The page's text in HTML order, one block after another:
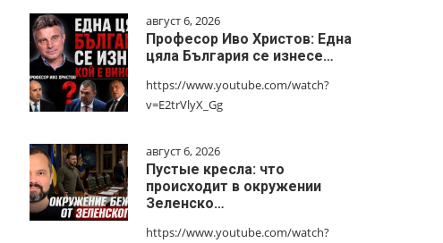
август 6, 2026
Професор Иво Христов: Една
цяла България се изнесе…
https://www.youtube.com/watch?
v=E2trVlyX_Gg
август 6, 2026
Пустые кресла: что
происходит в окружении
Зеленско…
https://www.youtube.com/watch?